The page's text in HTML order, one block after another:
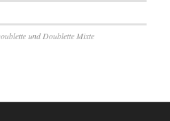
und Doublette Mixte